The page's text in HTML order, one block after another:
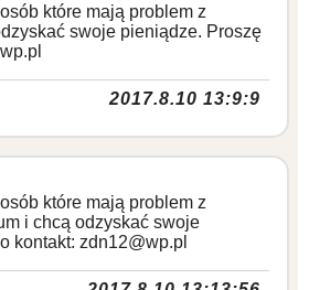
które mają problem z
swoje pieniądze. Proszę
2017.8.10 13:9:9
które mają problem z
i chcą odzyskać swoje
kontakt: zdn12@wp.pl